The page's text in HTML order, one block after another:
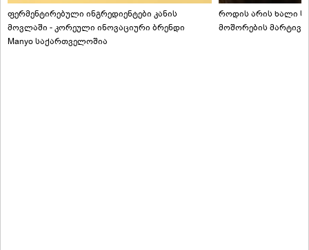
ფერმენტირებული ინგრედიენტები კანის
მოვლაში - კორეული ინოვაციური ბრენდი
Manyo საქართველოშია
როდის არის ხალი
მოშორების